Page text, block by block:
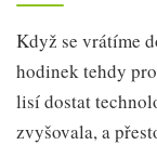
Když se vrátíme
hodinek tehdy
lisí dostat
zvyšovala, a